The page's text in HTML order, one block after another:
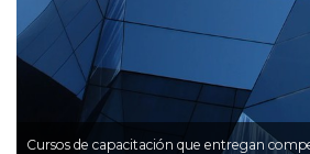
Cursos de capacitación que entregan